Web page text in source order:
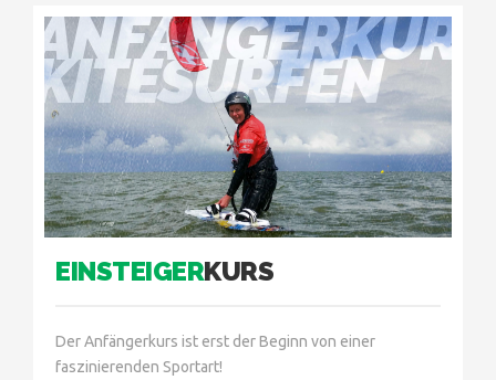
ANFÄNGERKURS
KITESURFEN
EINSTEIGERKURS
Der Anfängerkurs ist erst der Beginn von einer
faszinierenden Sportart!